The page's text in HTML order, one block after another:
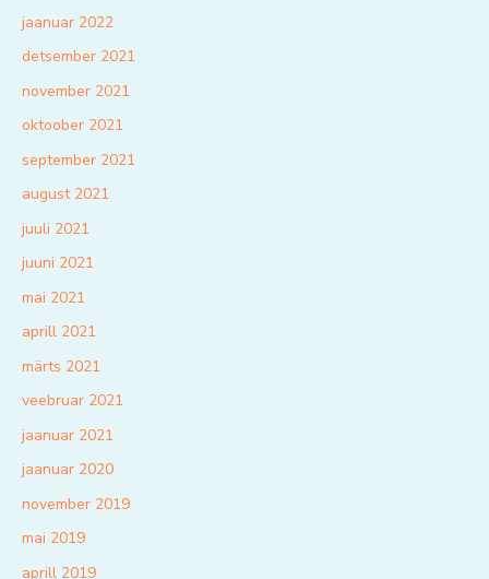
jaanuar 2022
detsember 2021
november 2021
oktoober 2021
september 2021
august 2021
juuli 2021
juuni 2021
mai 2021
aprill 2021
märts 2021
veebruar 2021
jaanuar 2021
jaanuar 2020
november 2019
mai 2019
aprill 2019